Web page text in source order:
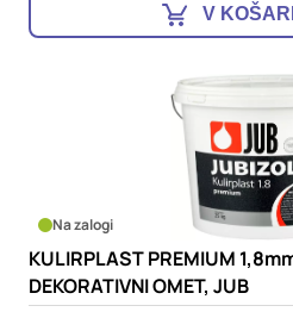
V
Na zalogi
KULIRPLAST PREMIUM
DEKORATIVNI OMET, JUB